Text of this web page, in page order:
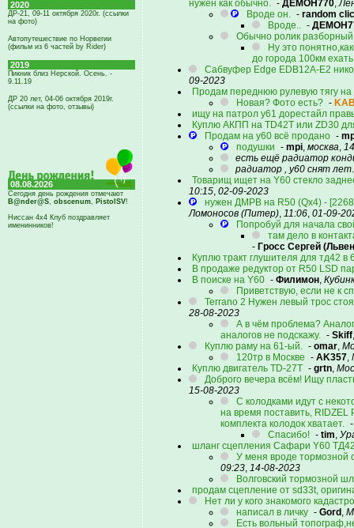
2020
ДР-21, 09-11 октября 2020г. (ссылки
на фото)
Автопутешествие по Норвегии
(фильм из 6 частей by Rider)
2019
Пикник близ Нерской. Осень. -
9.11.19
ДР 20 лет, 04-06 октября 2019г.
(ссылки на фото, отзывы)
08.08.2026
Сегодня день рождения отмечают
B@nder@S, obscenum, PistolSV!
Ниссан 4х4 Клуб поздравляет
именинников!
нужен как обычно. - ДЕМОН770,
Вроде он. - random
Вроде.. -
Обычно ролик
Ну это
до города 100км
Сабвуфер Edge EDB12A-E2
09-2023
Продам переднюю рулевую тягу на
Новая? Фото есть? -
ищу на патрол у61 дорестайл
Куплю АКПП на TD42T или ZD30
Продам на y60 всё продано -
подушки - mpi, москва,
есть ещё радиатор
радиатор , y60 снят лет
Товарищ ищет на Y60 стекло
10:15, 02-09-2023
нужен ДМРВ на R50 (Qx4) -
Ломоносов (Питер), 11:06, 01-09-
Попробуй для начала
там дело в
- Гросс Сергей
Куплю тракт глушителя для тд42 в
В продаже редуктор от R50 LSD
В поиске на Y60 - Филимон,
Приветствую, если не к
Terrano 2 Нужен левый трос
28-08-2023
А в чём проблема?
аналогов не подскажу. - Skiff
Куплю раму на 61-ый. - omar,
120тр в Москве - AK357,
Куплю двигатель TD-27T - grtn,
Доброго вечера всём! Ищу
15-08-2023
С колодками идут с
на время поставить,
комплекта колодок хватает.
Спасибо! - tim,
шланг сцепления Сафари Y60
У меня вроде тормозной
09:23, 14-08-2023
Волговский тормозной
продам сцепление от sd33t,
Нет ли у кого знакомого
написал в личку - Gord ,
Есть вольный